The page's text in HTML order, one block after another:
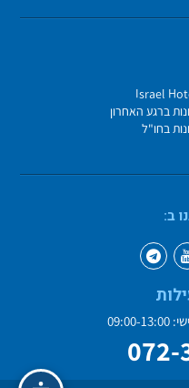
Israel
ברגע האחרון
בחו"ל
ב:
072-